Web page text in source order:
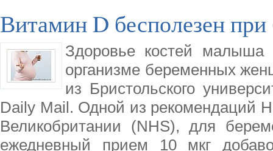
Витамин D бесполезен
Здоровье костей
организме беременных
из Бристольского
Daily Mail. Одной из рекомендаций
Великобритании (NHS), для
ежедневный прием 10 мкг